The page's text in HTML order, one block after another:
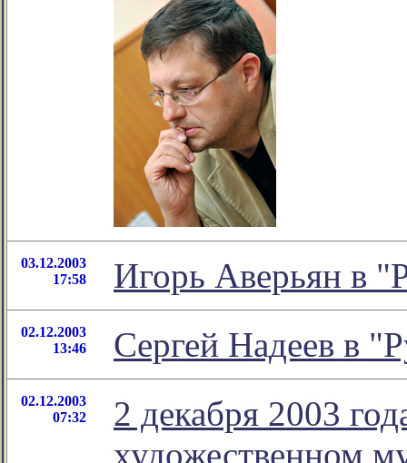
03.12.2003
17:58
Игорь Аверьян в
02.12.2003
13:46
Сергей Надеев в
02.12.2003
07:32
2 декабря 2003
художественном